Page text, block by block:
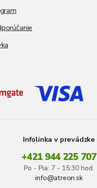
Infolinka v prevádzke
+421 944 225 707
Po - Pia: 7 - 15:30 hod.
info@atreon.sk